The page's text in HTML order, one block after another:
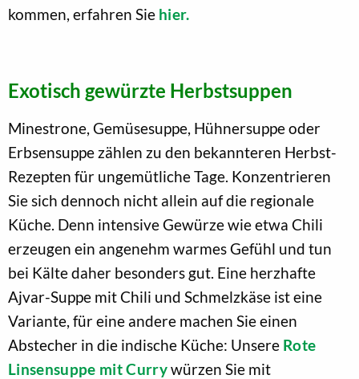
kommen, erfahren Sie hier.
Exotisch gewürzte Herbstsuppen
Minestrone, Gemüsesuppe, Hühnersuppe oder
Erbsensuppe zählen zu den bekannteren Herbst-
Rezepten für ungemütliche Tage. Konzentrieren
Sie sich dennoch nicht allein auf die regionale
Küche. Denn intensive Gewürze wie etwa Chili
erzeugen ein angenehm warmes Gefühl und tun
bei Kälte daher besonders gut. Eine herzhafte
Ajvar-Suppe mit Chili und Schmelzkäse ist eine
Variante, für eine andere machen Sie einen
Abstecher in die indische Küche: Unsere Rote
Linsensuppe mit Currywürzen Sie mit